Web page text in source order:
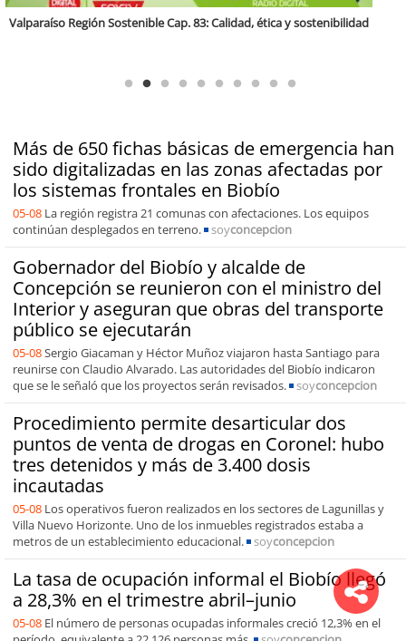
Más de 650 fichas básicas de emergencia han
sido digitalizadas en las zonas afectadas por
los sistemas frontales en Biobío
05-08 La región registra 21 comunas con afectaciones. Los equipos
continúan desplegados en terreno.
soyconcepcion
Gobernador del Biobío y alcalde de
Concepción se reunieron con el ministro del
Interior y aseguran que obras del transporte
público se ejecutarán
05-08Sergio Giacaman y Héctor Muñoz viajaron hasta Santiago para
reunirse con Claudio Alvarado. Las autoridades del Biobío indicaron
que se le señaló que los proyectos serán revisados.
soyconcepcion
Procedimiento permite desarticular dos
puntos de venta de drogas en Coronel: hubo
tres detenidos y más de 3.400 dosis
incautadas
05-08 Los operativos fueron realizados en los sectores de Lagunillas y
Villa Nuevo Horizonte. Uno de los inmuebles registrados estaba a
metros de un establecimiento educacional.
soyconcepcion
La tasa de ocupación informal el Biobío llegó
a 28,3% en el trimestre abril–junio
05-08 El número de personas ocupadas informales creció 12,3% en el